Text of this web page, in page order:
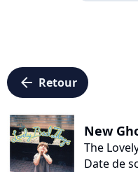
arrow_left Retour
New
The
Date de